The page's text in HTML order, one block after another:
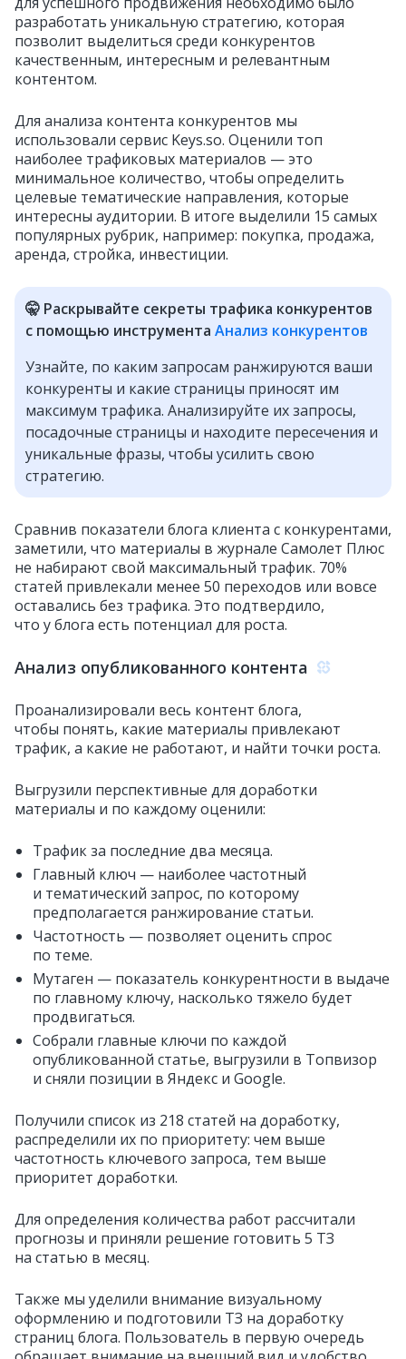
разработать уникальную стратегию, которая
позволит выделиться среди конкурентов
качественным, интересным и релевантным
контентом.
Для анализа контента конкурентов мы
использовали сервис Keys.so. Оценили топ
наиболее трафиковых материалов — это
минимальное количество, чтобы определить
целевые тематические направления, которые
интересны аудитории. В итоге выделили 15 самых
популярных рубрик, например: покупка, продажа,
аренда, стройка, инвестиции.
🤫 Раскрывайте секреты трафика конкурентов
с помощью инструмента Анализ конкурентов
Узнайте, по каким запросам ранжируются ваши
конкуренты и какие страницы приносят им
максимум трафика. Анализируйте их запросы,
посадочные страницы и находите пересечения и
уникальные фразы, чтобы усилить свою
стратегию.
Сравнив показатели блога клиента с конкурентами,
заметили, что материалы в журнале Самолет Плюс
не набирают свой максимальный трафик. 70‬%
статей привлекали менее 50 переходов или вовсе
оставались без трафика. Это подтвердило,
что у блога есть потенциал для роста.
Анализ опубликованного контента
Проанализировали весь контент блога,
чтобы понять, какие материалы привлекают
трафик, а какие не работают, и найти точки роста.
Выгрузили перспективные для доработки
материалы и по каждому оценили:
Трафик за последние два месяца.
Главный ключ — наиболее частотный
и тематический запрос, по которому
предполагается ранжирование статьи.
Частотность — позволяет оценить спрос
по теме.
Мутаген — показатель конкурентности в выдаче
по главному ключу, насколько тяжело будет
продвигаться.
Собрали главные ключи по каждой
опубликованной статье, выгрузили в Топвизор
и сняли позиции в Яндекс и Google.
Получили список из 218 статей на доработку,
распределили их по приоритету: чем выше
частотность ключевого запроса, тем выше
приоритет доработки.
Для определения количества работ рассчитали
прогнозы и приняли решение готовить 5 ТЗ
на статью в месяц.
Также мы уделили внимание визуальному
оформлению и подготовили ТЗ на доработку
страниц блога. Пользователь в первую очередь